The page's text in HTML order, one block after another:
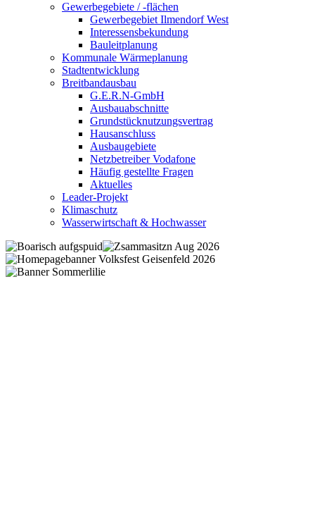
Gewerbegebiete / -flächen
Gewerbegebiet Ilmendorf West
Interessensbekundung
Bauleitplanung
Kommunale Wärmeplanung
Stadtentwicklung
Breitbandausbau
G.E.R.N-GmbH
Ausbauabschnitte
Grundstücknutzungsvertrag
Hausanschluss
Ausbaugebiete
Netzbetreiber Vodafone
Häufig gestellte Fragen
Aktuelles
Leader-Projekt
Klimaschutz
Wasserwirtschaft & Hochwasser